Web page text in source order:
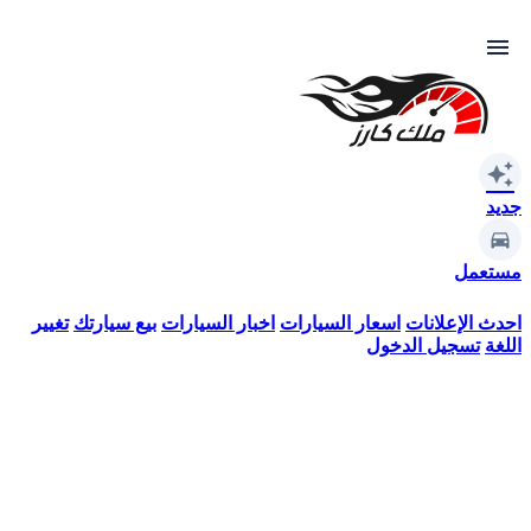
menu
auto_awesome
جديد
مستعمل
احدث الإعلانات اسعار السيارات اخبار السيارات بيع سيارتك تغيير
اللغة تسجيل الدخول